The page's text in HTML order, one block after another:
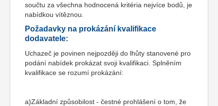
součtu za všechna hodnocená kritéria nejvíce bodů, je
nabídkou vítěznou.
Požadavky na prokázání kvalifikace
dodavatele:
Uchazeč je povinen nejpozději do lhůty stanovené pro
podání nabídek prokázat svoji kvalifikaci. Splněním
kvalifikace se rozumí prokázání:
a)Základní způsobilost - čestné prohlášení o tom, že